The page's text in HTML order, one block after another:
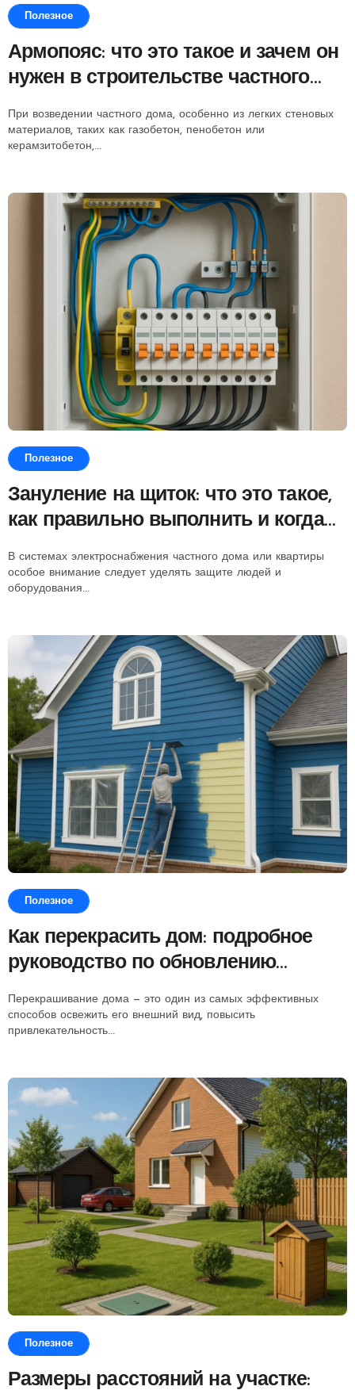
Полезное
Армопояс: что это такое и зачем он
нужен в строительстве частного
материалов, таких как газобетон, пенобетон или
керамзитобетон,...
Полезное
Зануление на щиток: что это такое,
как правильно выполнить и когда
В системах электроснабжения частного дома или квартиры
особое внимание следует уделять защите людей и
оборудования...
Полезное
Как перекрасить дом: подробное
руководство по обновлению
способов освежить его внешний вид, повысить
привлекательность...
Полезное
Размеры расстояний на участке: